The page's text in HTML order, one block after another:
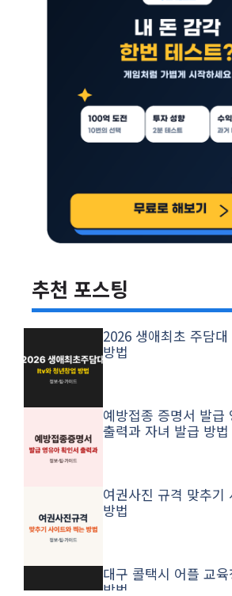
입니다. 계산법을 이해하면 뉴스 속 숫자가
🔻인기 포스
추천 포스팅
2026 생애최초 주담대
방법
예방접종 증명서 발급